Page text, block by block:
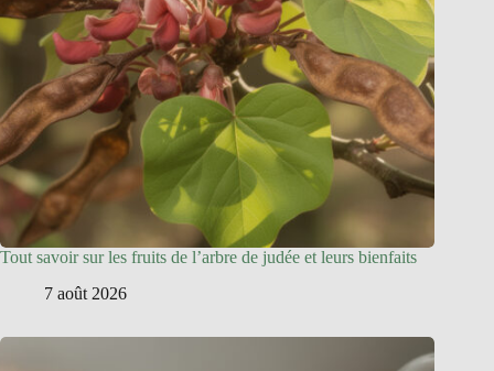
Tout savoir sur les fruits de l’arbre de judée et leurs bienfaits
7 août 2026